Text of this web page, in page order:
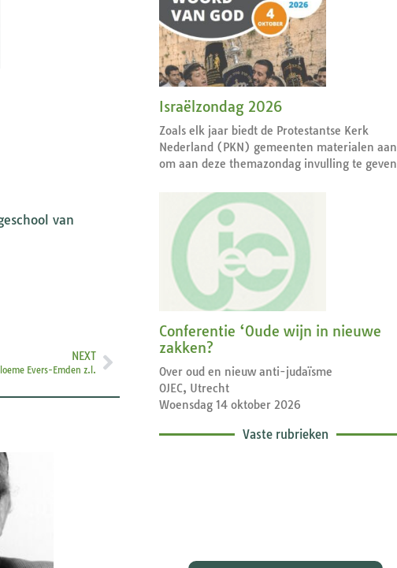
van
NEXT
Evers-Emden z.l.
Israëlzondag 2026
Zoals elk jaar biedt de Protestantse Kerk
Nederland (PKN) gemeenten materialen aan
om aan deze themazondag invulling te geven
Conferentie ‘Oude wijn in nieuwe
zakken?
Over oud en nieuw anti-judaïsme
OJEC, Utrecht
Woensdag 14 oktober 2026
Vaste rubrieken